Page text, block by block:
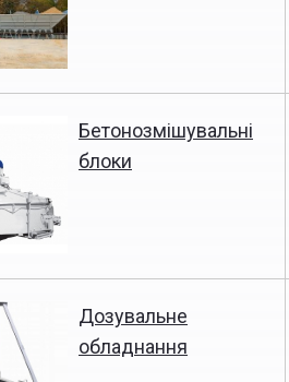
Бетонозмішувальні
блоки
Дозувальне
обладнання